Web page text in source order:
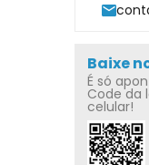
Baixe
É só
Code da
celular!